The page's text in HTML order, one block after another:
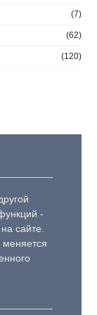
(7)
(62)
(120)
-
сайте.